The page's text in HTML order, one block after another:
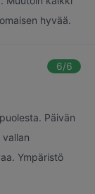
hyvää.
6/6
Päivän
Ympäristö